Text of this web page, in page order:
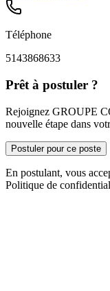
Téléphone
5143868633
Prêt à postuler ?
Rejoignez GROUPE
nouvelle étape dans
Postuler pour ce poste
En postulant, vous
Politique de